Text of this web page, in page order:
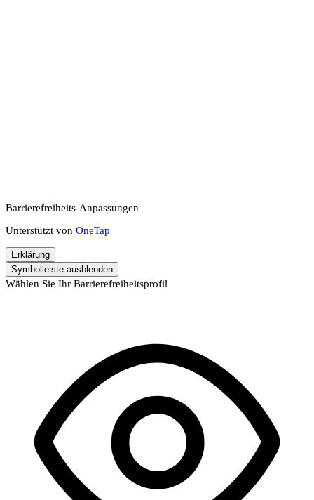
Barrierefreiheits-Anpassungen
Unterstützt von OneTap
Erklärung
Symbolleiste ausblenden
Wählen Sie Ihr Barrierefreiheitsprofil